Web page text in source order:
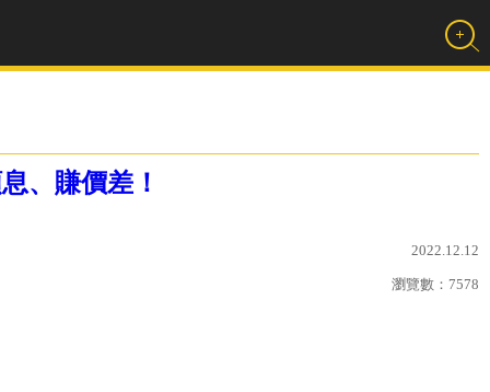
、賺價差！
2022.12.12
瀏覽數： 7578